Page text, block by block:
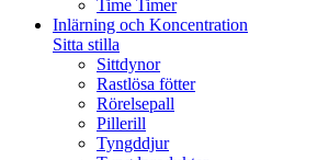
Time Timer
Inlärning och Koncentration
Sitta stilla
Sittdynor
Rastlösa fötter
Rörelsepall
Pillerill
Tyngddjur